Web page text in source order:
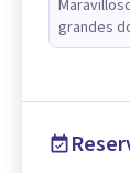
grandes